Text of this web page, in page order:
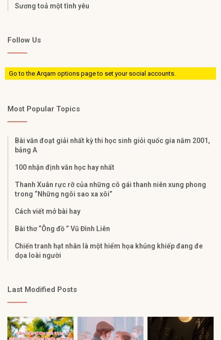
Sương toả một tình yêu
Follow Us
Go to the Arqam options page to set your social accounts.
Most Popular Topics
Bài văn đoạt giải nhất kỳ thi học sinh giỏi quốc gia năm 2001,
bảng A
100 nhận định văn học hay nhất
Thanh Xuân rực rỡ của những cô gái thanh niên xung phong
trong “Những ngôi sao xa xôi”
Cách viết mở bài hay
Bài thơ “Ông đồ ” Vũ Đình Liên
Chiến tranh hạt nhân là một hiểm họa khủng khiếp đang đe
dọa loài người
Last Modified Posts